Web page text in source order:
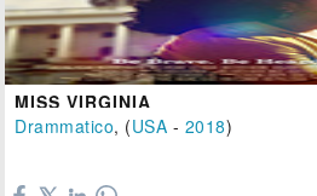
MISS VIRGINIA
Drammatico, (USA - 2018)